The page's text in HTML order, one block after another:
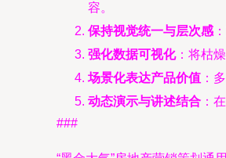
容。
保持视觉统一与层次感
强化数据可视化：将枯
场景化表达产品价值 ：
动态演示与讲述结合 ：
###